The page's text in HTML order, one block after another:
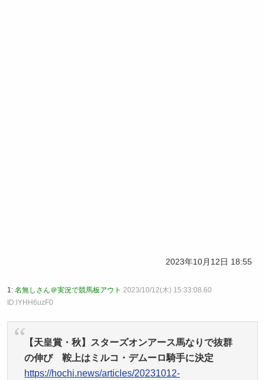
2023年10月12日 18:55
1: 名無しさん＠実況で競馬板アウト 2023/10/12(木) 15:33:08.60
ID:lYHH6uzF0
【天皇賞・秋】スターズオンアース馬なりで抜群
の伸び 鞍上はミルコ・デムーロ騎手に決定
https://hochi.news/articles/20231012-